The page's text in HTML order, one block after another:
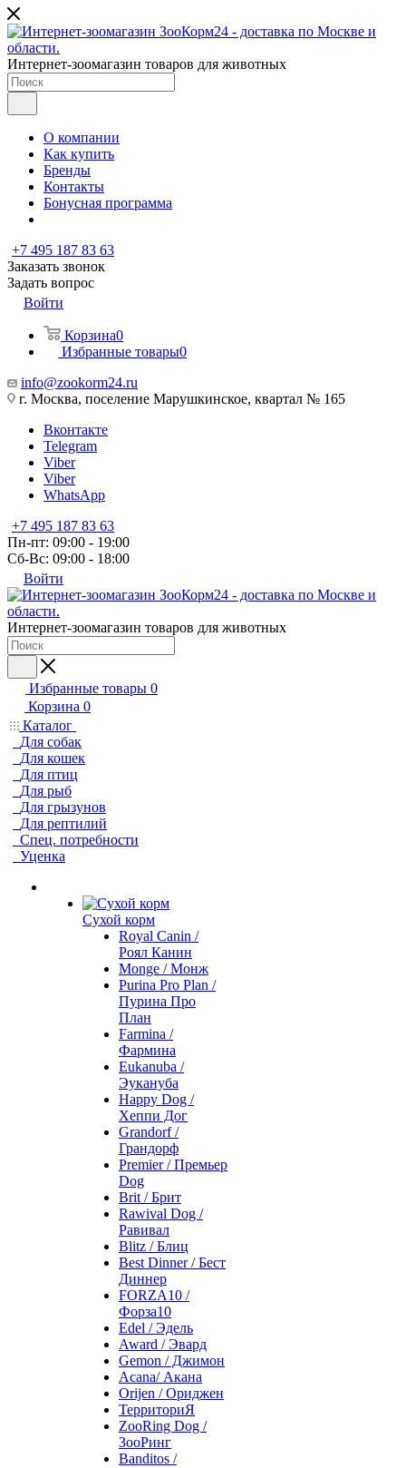
Интернет-зоомагазин товаров для животных
О компании
Как купить
Бренды
Контакты
Бонусная программа
+7 495 187 83 63
Заказать звонок
Задать вопрос
Войти
Корзина0
Избранные товары0
info@zookorm24.ru
г. Москва, поселение Марушкинское, квартал № 165
Вконтакте
Telegram
Viber
Viber
WhatsApp
+7 495 187 83 63
Пн-пт: 09:00 - 19:00
Сб-Вс: 09:00 - 18:00
Войти
Интернет-зоомагазин товаров для животных
Избранные товары 0
Корзина 0
Каталог
Для собак
Для кошек
Для птиц
Для рыб
Для грызунов
Для рептилий
Спец. потребности
Уценка
Сухой корм
Royal Canin /
Роял Канин
Monge / Монж
Purina Pro Plan /
Пурина Про
План
Farmina /
Фармина
Eukanuba /
Эукануба
Happy Dog /
Хеппи Дог
Grandorf /
Грандорф
Premier / Премьер
Dog
Brit / Брит
Rawival Dog /
Равивал
Blitz / Блиц
Best Dinner / Бест
Диннер
FORZA10 /
Форза10
Edel / Эдель
Award / Эвард
Gemon / Джимон
Acana/ Акана
Orijen / Ориджен
ТерриториЯ
ZooRing Dog /
ЗооРинг
Banditos /